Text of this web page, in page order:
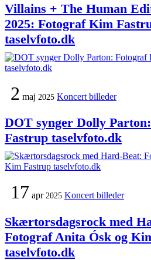
Villains + The Human
2025: Fotograf Kim
taselvfoto.dk
2 maj 2025 Koncert billeder
DOT synger Dolly
Fastrup taselvfoto.dk
17 apr 2025 Koncert billeder
Skærtorsdagsrock med
Fotograf Anita Ósk og
taselvfoto.dk